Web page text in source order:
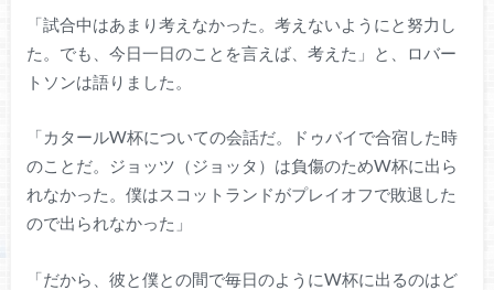
「試合中はあまり考えなかった。考えないようにと努力し
た。でも、今日一日のことを言えば、考えた」と、ロバー
トソンは語りました。
「カタールW杯についての会話だ。ドゥバイで合宿した時
のことだ。ジョッツ（ジョッタ）は負傷のためW杯に出ら
れなかった。僕はスコットランドがプレイオフで敗退した
ので出られなかった」
「だから、彼と僕との間で毎日のようにW杯に出るのはど